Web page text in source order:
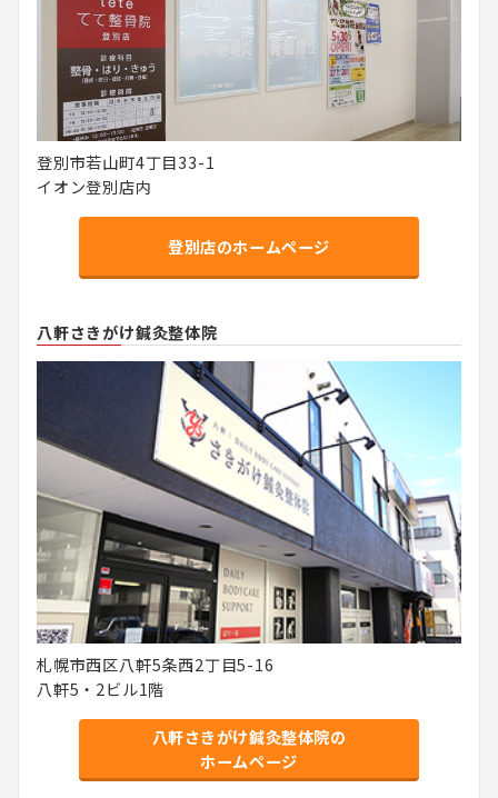
登別市若山町4丁目33-1
イオン登別店内
登別店のホームページ
八軒さきがけ鍼灸整体院
札幌市西区八軒5条西2丁目5-16
八軒5・2ビル1階
八軒さきがけ鍼灸整体院の
ホームページ